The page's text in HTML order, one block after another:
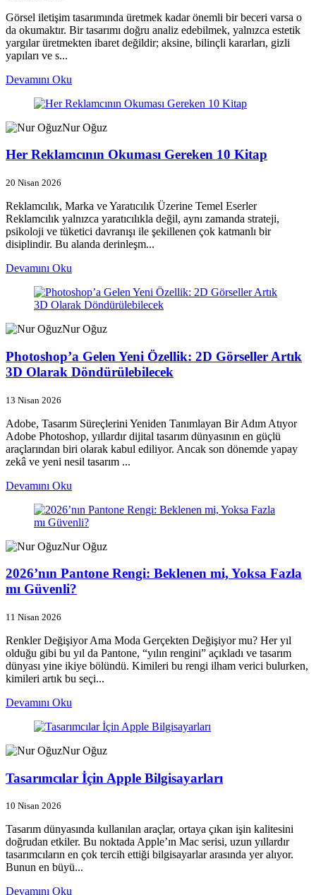
Görsel iletişim tasarımında üretmek kadar önemli bir beceri varsa o
da okumaktır. Bir tasarımı doğru analiz edebilmek, yalnızca estetik
yargılar üretmekten ibaret değildir; aksine, bilinçli kararları, gizli
yapıları ve s...
Devamını Oku
Nur Oğuz
Her Reklamcının Okuması Gereken 10 Kitap
20 Nisan 2026
Reklamcılık, Marka ve Yaratıcılık Üzerine Temel Eserler
Reklamcılık yalnızca yaratıcılıkla değil, aynı zamanda strateji,
psikoloji ve tüketici davranışı ile şekillenen çok katmanlı bir
disiplindir. Bu alanda derinleşm...
Devamını Oku
Nur Oğuz
Photoshop’a Gelen Yeni Özellik: 2D Görseller Artık
3D Olarak Döndürülebilecek
13 Nisan 2026
Adobe, Tasarım Süreçlerini Yeniden Tanımlayan Bir Adım Atıyor
Adobe Photoshop, yıllardır dijital tasarım dünyasının en güçlü
araçlarından biri olarak kabul ediliyor. Ancak son dönemde yapay
zekâ ve yeni nesil tasarım ...
Devamını Oku
Nur Oğuz
2026’nın Pantone Rengi: Beklenen mi, Yoksa Fazla
mı Güvenli?
11 Nisan 2026
Renkler Değişiyor Ama Moda Gerçekten Değişiyor mu? Her yıl
olduğu gibi bu yıl da Pantone, “yılın rengini” açıkladı ve tasarım
dünyası yine ikiye bölündü. Kimileri bu rengi ilham verici bulurken,
kimileri artık bu seçi...
Devamını Oku
Nur Oğuz
Tasarımcılar İçin Apple Bilgisayarları
10 Nisan 2026
Tasarım dünyasında kullanılan araçlar, ortaya çıkan işin kalitesini
doğrudan etkiler. Bu noktada Apple’ın Mac serisi, uzun yıllardır
tasarımcıların en çok tercih ettiği bilgisayarlar arasında yer alıyor.
Bunun en büyü...
Devamını Oku